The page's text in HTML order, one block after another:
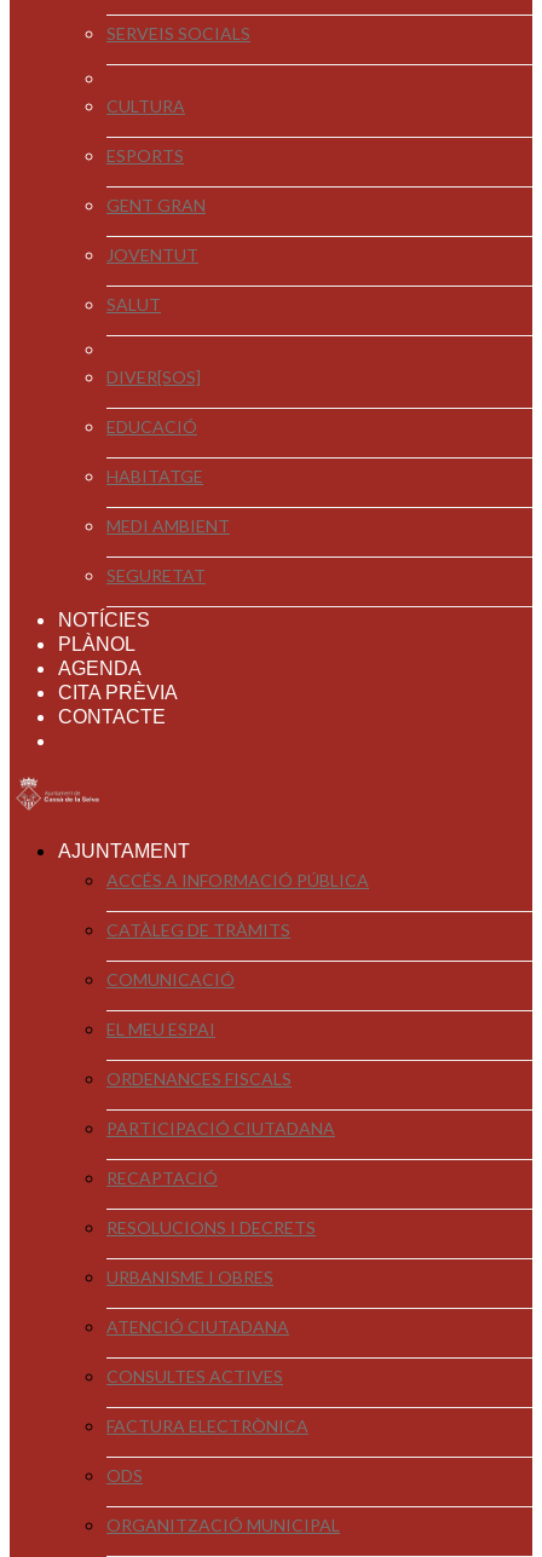
SERVEIS SOCIALS
CULTURA
ESPORTS
GENT GRAN
JOVENTUT
SALUT
DIVER[SOS]
EDUCACIÓ
HABITATGE
MEDI AMBIENT
SEGURETAT
NOTÍCIES
PLÀNOL
AGENDA
CITA PRÈVIA
CONTACTE
AJUNTAMENT
ACCÉS A INFORMACIÓ PÚBLICA
CATÀLEG DE TRÀMITS
COMUNICACIÓ
EL MEU ESPAI
ORDENANCES FISCALS
PARTICIPACIÓ CIUTADANA
RECAPTACIÓ
RESOLUCIONS I DECRETS
URBANISME I OBRES
ATENCIÓ CIUTADANA
CONSULTES ACTIVES
FACTURA ELECTRÒNICA
ODS
ORGANITZACIÓ MUNICIPAL